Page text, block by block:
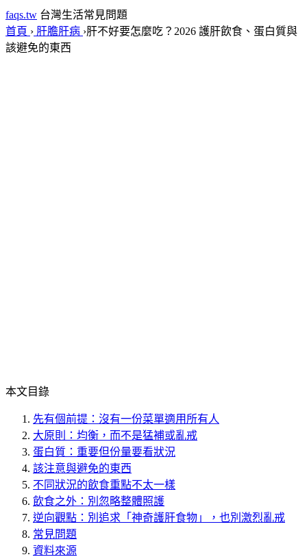
faqs.tw 台灣生活常見問題
首頁 › 肝膽肝病 ›肝不好要怎麼吃？2026 護肝飲食、蛋白質與
該避免的東西
本文目錄
先有個前提：沒有一份菜單適用所有人
大原則：均衡，而不是猛補或亂戒
蛋白質：重要但份量要看狀況
該注意與避免的東西
不同狀況的飲食重點不太一樣
飲食之外：別忽略整體照護
逆向觀點：別追求「神奇護肝食物」，也別激烈亂戒
常見問題
資料來源